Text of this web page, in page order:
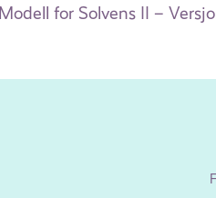
Modell for Solvens II –